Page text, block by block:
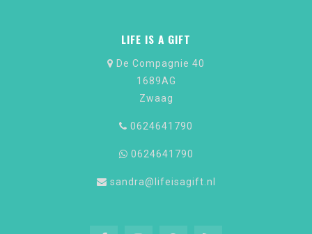
LIFE IS A GIFT
De Compagnie 40
1689AG
Zwaag
0624641790
0624641790
sandra@lifeisagift.nl